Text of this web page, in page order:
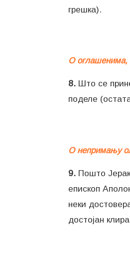
грешка).
О оглашенима,
8. Што се
поделе
О непримању
9. Пошто
епископ
неки
достојан